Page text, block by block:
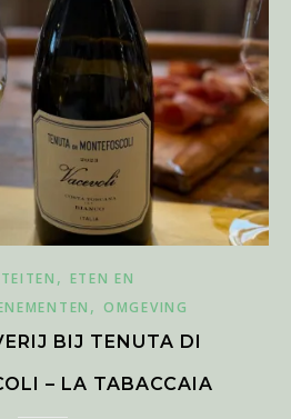
, ETEN EN
, OMGEVING
BIJ TENUTA DI
– LA TABACCAIA